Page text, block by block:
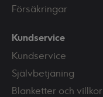
Försäkringar
Kundservice
Kundservice
Självbetjäning
Blanketter och villkor